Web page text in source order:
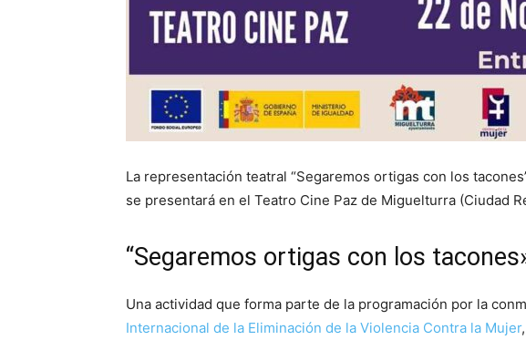
La representación teatral “Segaremos ortigas con los
se presentará en el Teatro Cine Paz de Miguelturra (Ciudad
“Segaremos ortigas con los
Una actividad que forma parte de la programación por la
Internacional de la Eliminación de la Violencia Contra la Mujer